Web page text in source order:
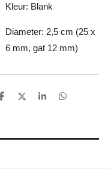
Kleur: Blank
Diameter: 2,5 cm (25 x
6 mm, gat 12 mm)
D
n
D
S
e
D
n